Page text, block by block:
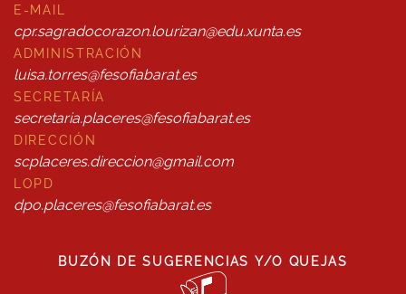
E-MAIL
cpr.sagradocorazon.lourizan@edu.xunta.es
ADMINISTRACIÓN
luisa.torres@fesofiabarat.es
SECRETARÍA
secretaria.placeres@fesofiabarat.es
DIRECCIÓN
scplaceres.direccion@gmail.com
LOPD
dpo.placeres@fesofiabarat.es
BUZÓN DE SUGERENCIAS Y/O QUEJAS